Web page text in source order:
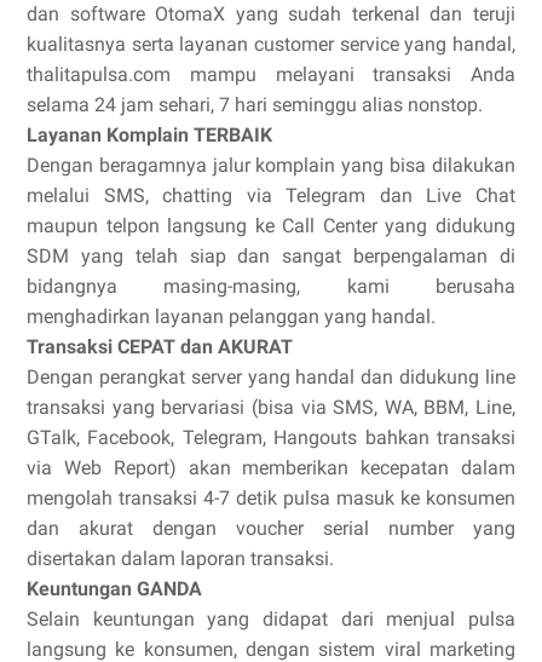
dan software OtomaX yang sudah terkenal dan teruji
kualitasnya serta layanan customer service yang handal,
thalitapulsa.com mampu melayani transaksi Anda
selama 24 jam sehari, 7 hari seminggu alias nonstop.
Layanan Komplain TERBAIK
Dengan beragamnya jalur komplain yang bisa dilakukan
melalui SMS, chatting via Telegram dan Live Chat
maupun telpon langsung ke Call Center yang didukung
SDM yang telah siap dan sangat berpengalaman di
bidangnya masing-masing, kami berusaha
menghadirkan layanan pelanggan yang handal.
Transaksi CEPAT dan AKURAT
Dengan perangkat server yang handal dan didukung line
transaksi yang bervariasi (bisa via SMS, WA, BBM, Line,
GTalk, Facebook, Telegram, Hangouts bahkan transaksi
via Web Report) akan memberikan kecepatan dalam
mengolah transaksi 4-7 detik pulsa masuk ke konsumen
dan akurat dengan voucher serial number yang
disertakan dalam laporan transaksi.
Keuntungan GANDA
Selain keuntungan yang didapat dari menjual pulsa
langsung ke konsumen, dengan sistem viral marketing